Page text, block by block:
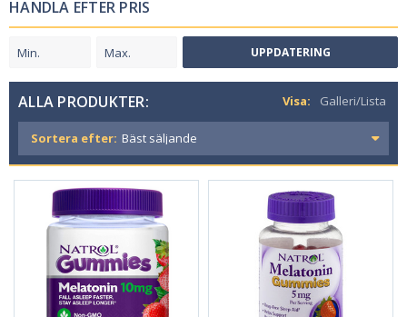
HANDLA EFTER PRIS
UPPDATERING
ALLA PRODUKTER: Visa: Galleri/Lista
Sortera efter: